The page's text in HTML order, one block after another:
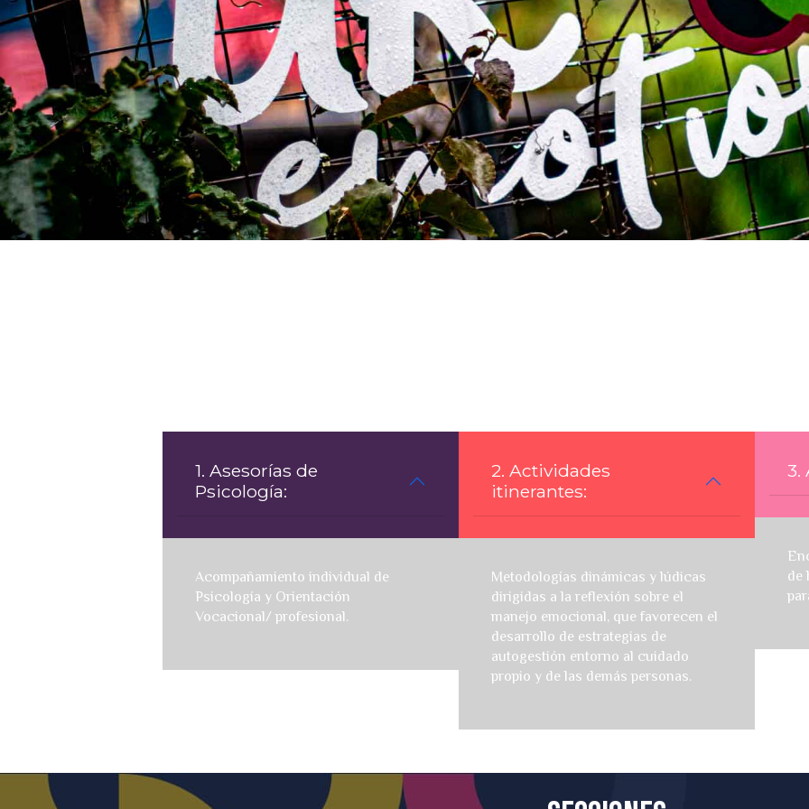
1. Asesorías de
Psicología:
Acompañamiento individual de
Psicología y Orientación
Vocacional/ profesional.
2. Actividades
itinerantes:
Metodologías dinámicas y lúdicas
dirigidas a la reflexión sobre el
manejo emocional, que favorecen el
desarrollo de estrategias de
autogestión entorno al cuidado
propio y de las demás personas.
3.
de